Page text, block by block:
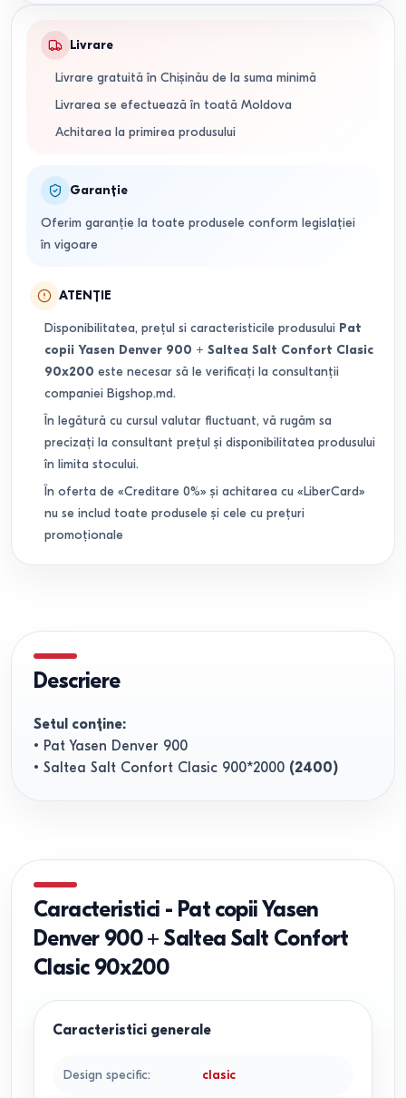
Livrare
Livrare gratuită în Chișinău de la suma minimă
Livrarea se efectuează în toată Moldova
Achitarea la primirea produsului
Garanție
Oferim garanție la toate produsele conform legislației
în vigoare
ATENȚIE
Disponibilitatea, prețul si caracteristicile produsului Pat
copii Yasen Denver 900 + Saltea Salt Confort Clasic
90x200 este necesar să le verificați la consultanții
companiei Bigshop.md.
În legătură cu cursul valutar fluctuant, vă rugăm sa
precizați la consultant prețul și disponibilitatea produsului
în limita stocului.
În oferta de «Creditare 0%» și achitarea cu «LiberCard»
nu se includ toate produsele și cele cu prețuri
promoționale
Descriere
Setul conține:
• Pat Yasen Denver 900
• Saltea Salt Confort Clasic 900*2000 (2400)
Caracteristici - Pat copii Yasen
Denver 900 + Saltea Salt Confort
Clasic 90x200
Caracteristici generale
Design specific: clasic